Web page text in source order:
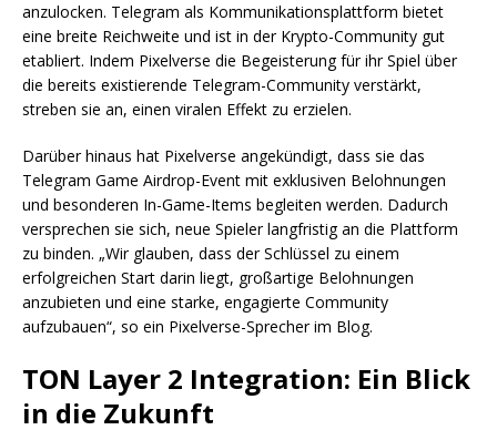
anzulocken. Telegram als Kommunikationsplattform bietet
eine breite Reichweite und ist in der Krypto-Community gut
etabliert. Indem Pixelverse die Begeisterung für ihr Spiel über
die bereits existierende Telegram-Community verstärkt,
streben sie an, einen viralen Effekt zu erzielen.
Darüber hinaus hat Pixelverse angekündigt, dass sie das
Telegram Game Airdrop-Event mit exklusiven Belohnungen
und besonderen In-Game-Items begleiten werden. Dadurch
versprechen sie sich, neue Spieler langfristig an die Plattform
zu binden. „Wir glauben, dass der Schlüssel zu einem
erfolgreichen Start darin liegt, großartige Belohnungen
anzubieten und eine starke, engagierte Community
aufzubauen“, so ein Pixelverse-Sprecher im Blog.
TON Layer 2 Integration: Ein Blick
in die Zukunft